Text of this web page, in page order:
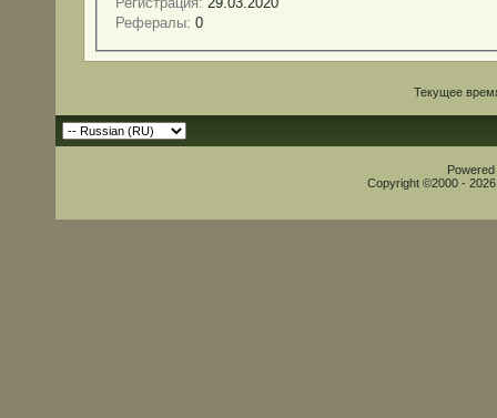
Рефералы: 0
Текущее
Copyright ©2000 -